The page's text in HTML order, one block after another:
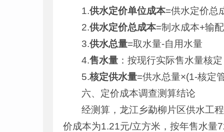
1.供水定价单位成本=供水定价总
2.供水定价总成本=制水成本+输
3.供水总量=取水量-自用水量
4.售水量 ：按现行实际售水量核定
5.核定供水量=供水总量×(1-核定
六、定价成本调查测算结论
经测算，龙江乡勐柳片区供水工
价成本为1.21元/立方米，按年售水量